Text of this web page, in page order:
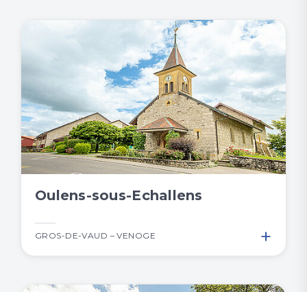
Oulens-sous-Echallens
GROS-DE-VAUD – VENOGE +